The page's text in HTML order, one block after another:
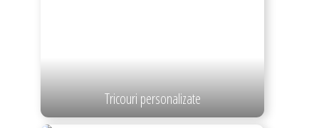
Tricouri personalizate